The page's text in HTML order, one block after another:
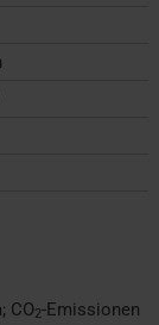
; CO2-Emissionen